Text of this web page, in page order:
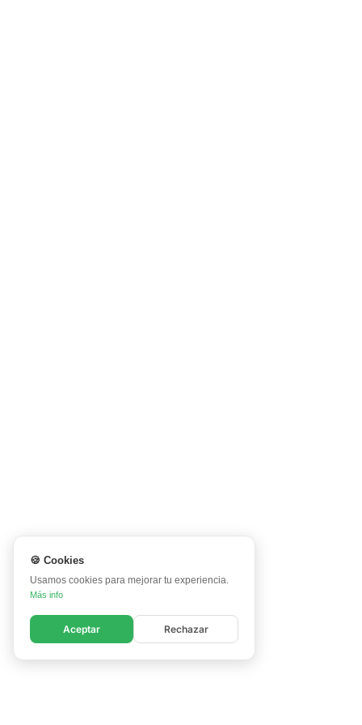
🍪 Cookies
Usamos cookies para mejorar tu experiencia.
Más info
Aceptar Rechazar